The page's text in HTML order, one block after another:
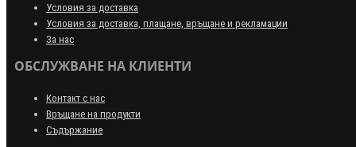
Условия за доставка
Условия за доставка, плащане, връщане и рекламации
За нас
ОБСЛУЖВАНЕ НА КЛИЕНТИ
Контакт с нас
Връщане на продукти
Съдържание